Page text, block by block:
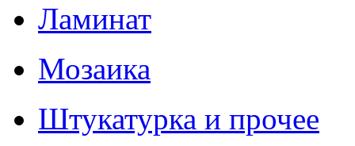
Ламинат
Мозаика
Штукатурка и прочее